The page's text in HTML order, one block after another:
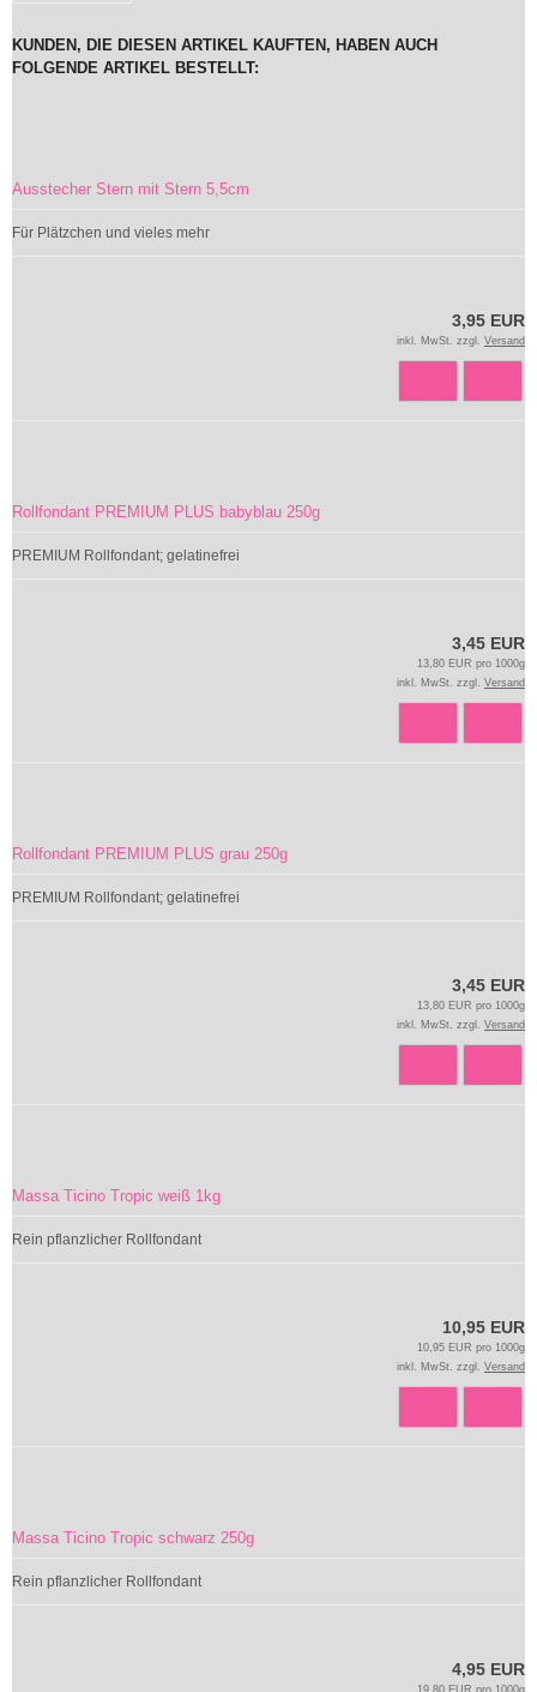
KUNDEN, DIE DIESEN ARTIKEL KAUFTEN, HABEN AUCH
FOLGENDE ARTIKEL BESTELLT:
Ausstecher Stern mit Stern 5,5cm
Für Plätzchen und vieles mehr
3,95 EUR
inkl. MwSt. zzgl. Versand
Rollfondant PREMIUM PLUS babyblau 250g
PREMIUM Rollfondant; gelatinefrei
3,45 EUR
13,80 EUR pro 1000g
inkl. MwSt. zzgl. Versand
Rollfondant PREMIUM PLUS grau 250g
PREMIUM Rollfondant; gelatinefrei
3,45 EUR
13,80 EUR pro 1000g
inkl. MwSt. zzgl. Versand
Massa Ticino Tropic weiß 1kg
Rein pflanzlicher Rollfondant
10,95 EUR
10,95 EUR pro 1000g
inkl. MwSt. zzgl. Versand
Massa Ticino Tropic schwarz 250g
Rein pflanzlicher Rollfondant
4,95 EUR
19,80 EUR pro 1000g